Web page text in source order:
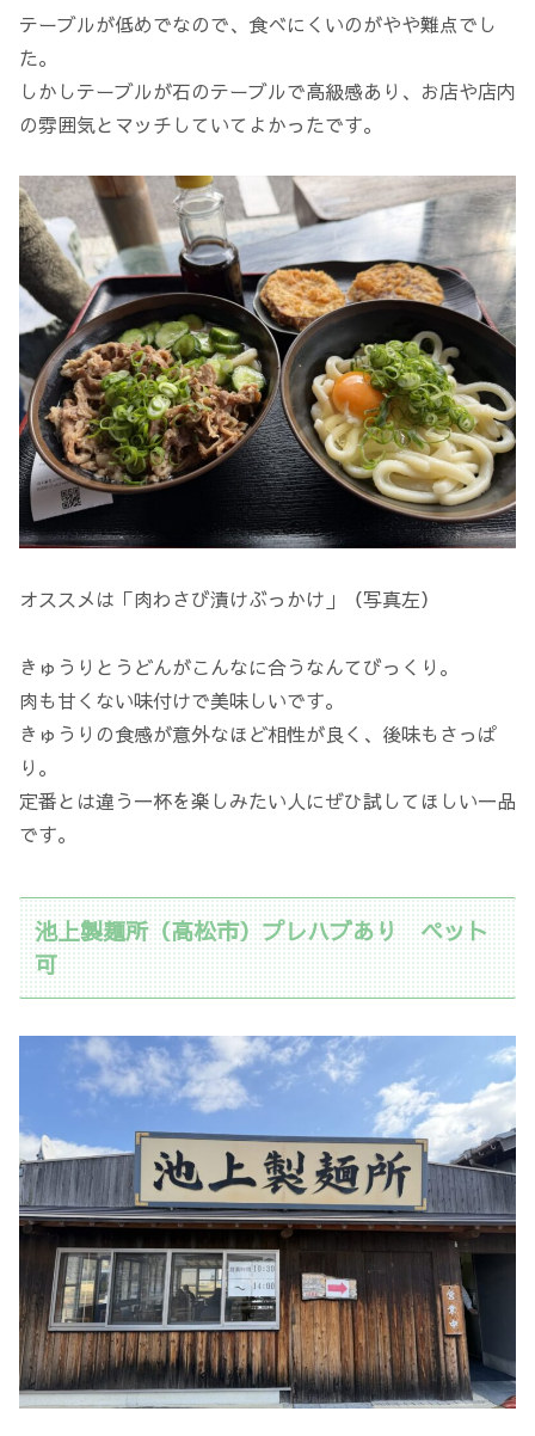
テーブルが低めでなので、食べにくいのがやや難点でし
た。
しかしテーブルが石のテーブルで高級感あり、お店や店内
の雰囲気とマッチしていてよかったです。
オススメは「肉わさび漬けぶっかけ」（写真左）
きゅうりとうどんがこんなに合うなんてびっくり。
肉も甘くない味付けで美味しいです。
きゅうりの食感が意外なほど相性が良く、後味もさっぱ
り。
定番とは違う一杯を楽しみたい人にぜひ試してほしい一品
です。
池上製麺所（高松市）プレハブあり ペット
可